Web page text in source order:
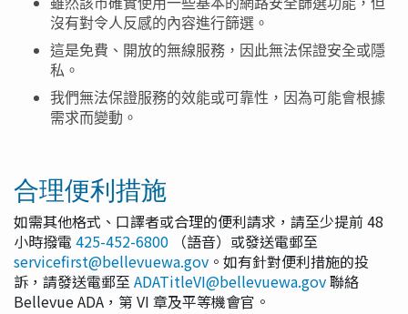
沒有對令人反感的內容進行篩選。
這是免費、開放的無線服務，因此無法保證安全或隱
私。
我們無法保證服務的效能或可靠性，因為可能會根據
需求而變動。
合理便利措施
如需其他格式、口譯者或合理的便利請求，請至少提前 48
小時撥電 425-452-6800 （語音）或發送電郵至
servicefirst@bellevuewa.gov 。如有針對便利措施的投
訴，請發送電郵至ADATitleVI@bellevuewa.gov聯絡
Bellevue ADA，第 VI 章及平等機會官。